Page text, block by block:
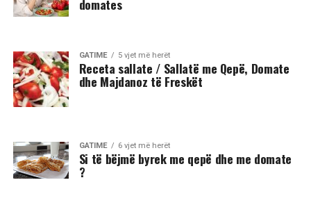
domates
GATIME 5 vjet më herët
Receta sallate / Sallatë me Qepë, Domate
dhe Majdanoz të Freskët
GATIME 6 vjet më herët
Si të bëjmë byrek me qepë dhe me domate
?